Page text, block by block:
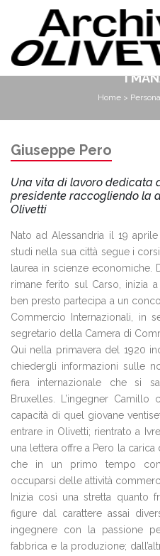
I
Home>
Giuseppe Pero
Una vita di lavoro dedicata
presidente raccogliendo la
Olivetti
Nato ad Alessandria il 19
studi nella sua città segue i
laurea in scienze economiche.
rimane ferito sul Carso, inizia
ben presto partecipa a un
Commercio Internazionali, in
segretario della Camera di
Qui nella primavera del 1920
chiedergli informazioni sulle
fiera internazionale che si
Bruxelles. L’ingegner
capacità di quel giovane
entrare in Olivetti; rientrato a
una lettera offre a Pero la
che in un primo tempo
occuparsi delle attività
Inizia così una stretta quanto
figure dal carattere assai
ingegnere con la passione
fabbrica e la produzione;